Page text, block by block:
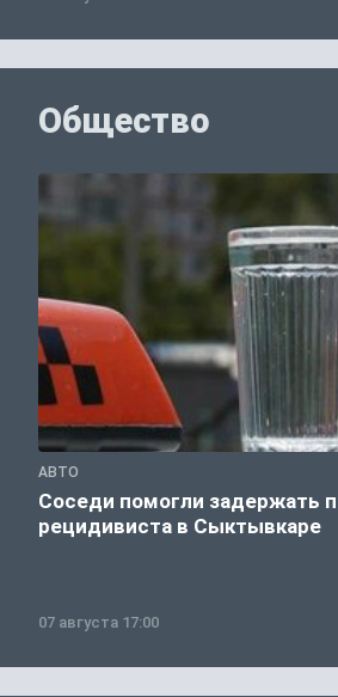
Общество
АВТО
Соседи помогли задержать
рецидивиста в Сыктывкаре
07 августа 17:00